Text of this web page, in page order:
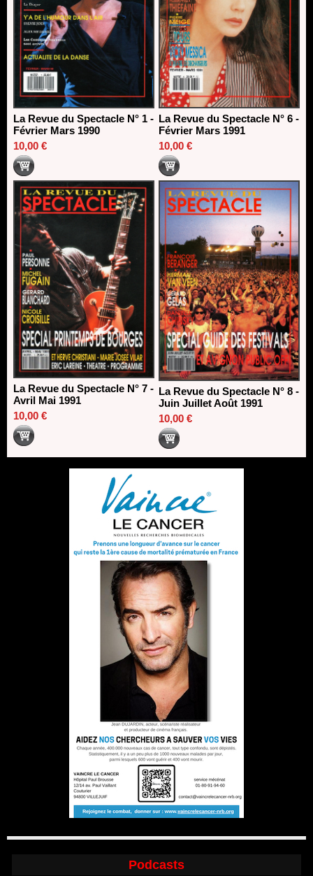
La Revue du Spectacle N° 1 -
Février Mars 1990
10,00 €
La Revue du Spectacle N° 6 -
Février Mars 1991
10,00 €
La Revue du Spectacle N° 7 -
Avril Mai 1991
10,00 €
La Revue du Spectacle N° 8 -
Juin Juillet Août 1991
10,00 €
Podcasts